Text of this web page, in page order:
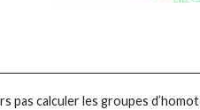
pas calculer les groupes